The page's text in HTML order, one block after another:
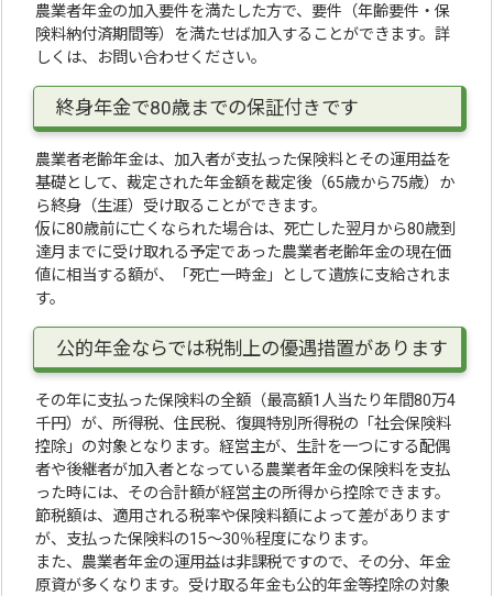
農業者年金の加入要件を満たした方で、要件（年齢要件・保
険料納付済期間等）を満たせば加入することができます。詳
しくは、お問い合わせください。
終身年金で80歳までの保証付きです
農業者老齢年金は、加入者が支払った保険料とその運用益を
基礎として、裁定された年金額を裁定後（65歳から75歳）か
ら終身（生涯）受け取ることができます。
仮に80歳前に亡くなられた場合は、死亡した翌月から80歳到
達月までに受け取れる予定であった農業者老齢年金の現在価
値に相当する額が、「死亡一時金」として遺族に支給されま
す。
公的年金ならでは税制上の優遇措置があります
その年に支払った保険料の全額（最高額1人当たり年間80万4
千円）が、所得税、住民税、復興特別所得税の「社会保険料
控除」の対象となります。経営主が、生計を一つにする配偶
者や後継者が加入者となっている農業者年金の保険料を支払
った時には、その合計額が経営主の所得から控除できます。
節税額は、適用される税率や保険料額によって差があります
が、支払った保険料の15〜30％程度になります。
また、農業者年金の運用益は非課税ですので、その分、年金
原資が多くなります。受け取る年金も公的年金等控除の対象